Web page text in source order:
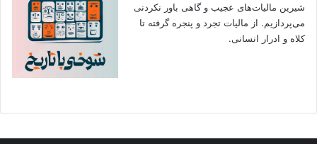
شیرین مالیات‌های عجیب و گاهی باور نکردنی‌
می‌پردازیم. از مالیات تجرد و پنجره گرفته تا
کلاه و ادرار انسانی.